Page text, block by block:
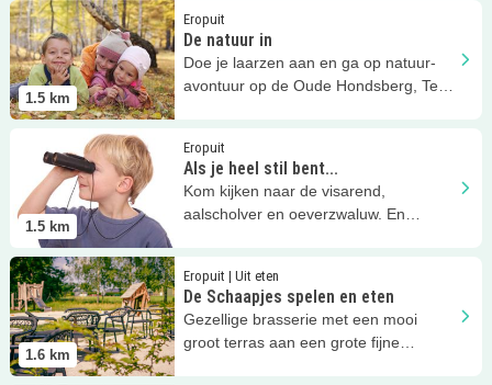
1.5 km
Eropuit
De natuur in
Doe je laarzen aan en ga op natuur-
avontuur op de Oude Hondsberg, Ter
Lees meer De natuur in
1.5 km
Eropuit
Als je heel stil bent...
Kom kijken naar de visarend,
aalscholver en oeverzwaluw. En
Lees meerAls je heel stil bent...
1.6 km
Eropuit | Uit eten
De Schaapjes spelen en eten
Gezellige brasserie met een mooi
groot terras aan een grote fijne
Lees meer De Schaapjes spelen en eten